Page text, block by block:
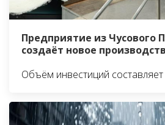
Предприятие из Чусового
создаёт новое
Объём инвестиций